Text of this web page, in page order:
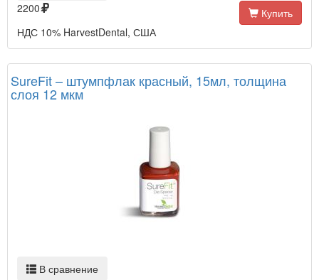
2200
Купить
НДС 10% HarvestDental, США
SureFit – штумпфлак красный, 15мл, толщина
слоя 12 мкм
В сравнение